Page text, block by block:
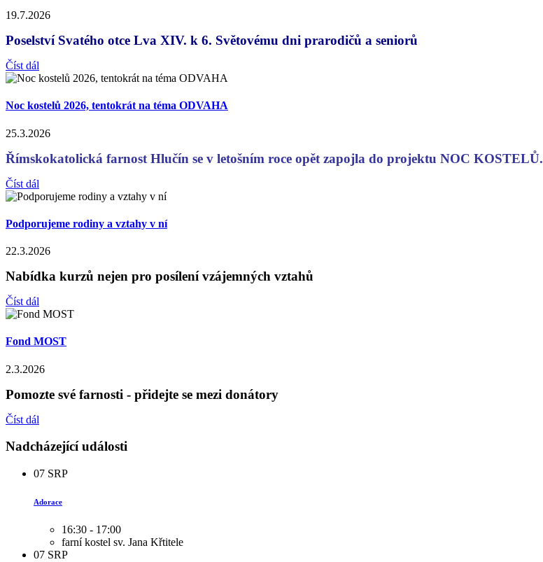
19.7.2026
Poselství Svatého otce Lva XIV. k 6. Světovému dni prarodičů a seniorů
Číst dál
Noc kostelů 2026, tentokrát na téma ODVAHA
25.3.2026
Římskokatolická farnost Hlučín se v letošním roce opět zapojla do projektu NOC KOSTELŮ.
Číst dál
Podporujeme rodiny a vztahy v ní
22.3.2026
Nabídka kurzů nejen pro posílení vzájemných vztahů
Číst dál
Fond MOST
2.3.2026
Pomozte své farnosti - přidejte se mezi donátory
Číst dál
Nadcházející události
07 SRP
Adorace
16:30 - 17:00
farní kostel sv. Jana Křtitele
07 SRP